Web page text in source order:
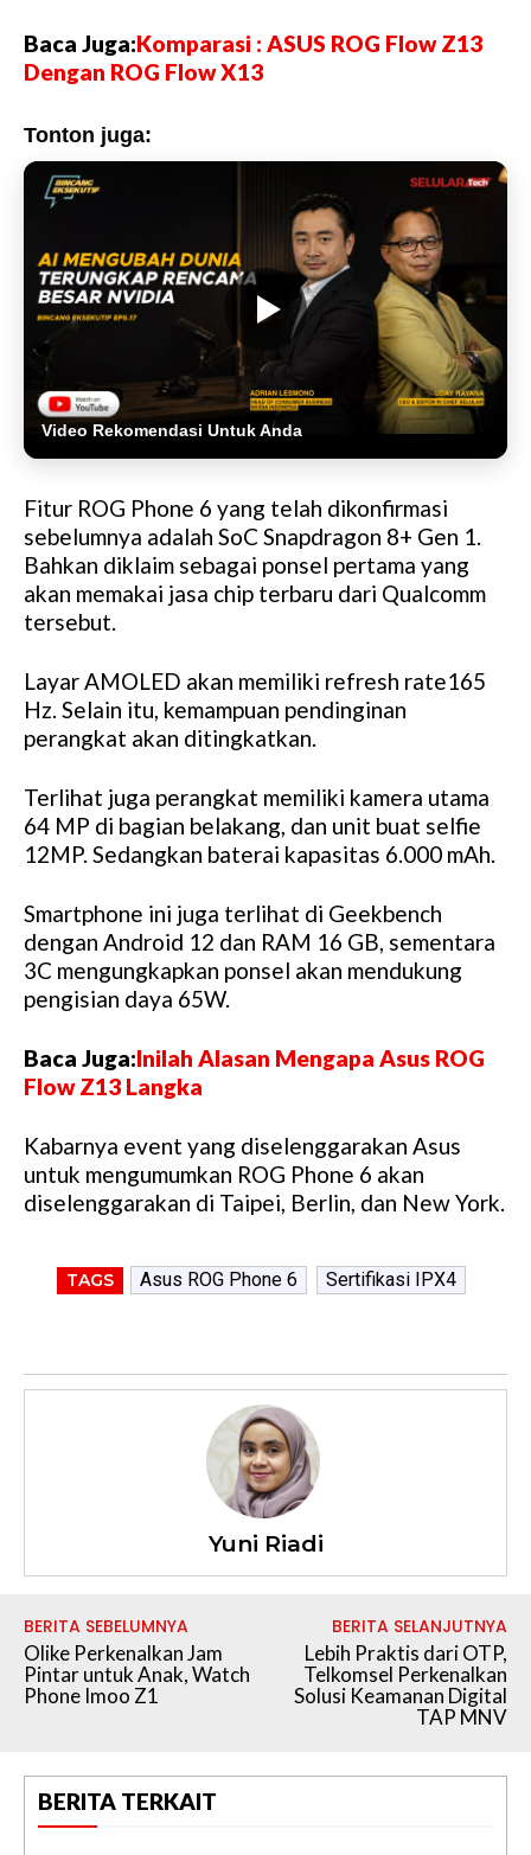
Baca Juga:Komparasi : ASUS ROG Flow Z13
Dengan ROG Flow X13
Tonton juga:
Video Rekomendasi Untuk Anda
Fitur ROG Phone 6 yang telah dikonfirmasi
sebelumnya adalah SoC Snapdragon 8+ Gen 1.
Bahkan diklaim sebagai ponsel pertama yang
akan memakai jasa chip terbaru dari Qualcomm
tersebut.
Layar AMOLED akan memiliki refresh rate165
Hz. Selain itu, kemampuan pendinginan
perangkat akan ditingkatkan.
Terlihat juga perangkat memiliki kamera utama
64 MP di bagian belakang, dan unit buat selfie
12MP. Sedangkan baterai kapasitas 6.000 mAh.
Smartphone ini juga terlihat di Geekbench
dengan Android 12 dan RAM 16 GB, sementara
3C mengungkapkan ponsel akan mendukung
pengisian daya 65W.
Baca Juga:Inilah Alasan Mengapa Asus ROG
Flow Z13 Langka
Kabarnya event yang diselenggarakan Asus
untuk mengumumkan ROG Phone 6 akan
diselenggarakan di Taipei, Berlin, dan New York.
TAGS Asus ROG Phone 6 Sertifikasi IPX4
Yuni Riadi
BERITA SEBELUMNYA
Olike Perkenalkan Jam
Pintar untuk Anak, Watch
Phone Imoo Z1
BERITA SELANJUTNYA
Lebih Praktis dari OTP,
Telkomsel Perkenalkan
Solusi Keamanan Digital
TAP MNV
BERITA TERKAIT